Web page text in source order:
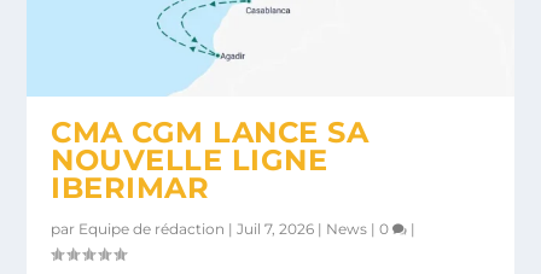
DFDS : -20 % SUR LA LIGNE ALGÉSIRAS–
TANGER MED
ALGECIRAS DÉPLOIE LE H2 TRACTOR : 95
TONNES DE PUI...
CMA CGM LANCE SA
NOUVELLE LIGNE
IBERIMAR
par Equipe de rédaction |Juil 7, 2026 | News |0 |